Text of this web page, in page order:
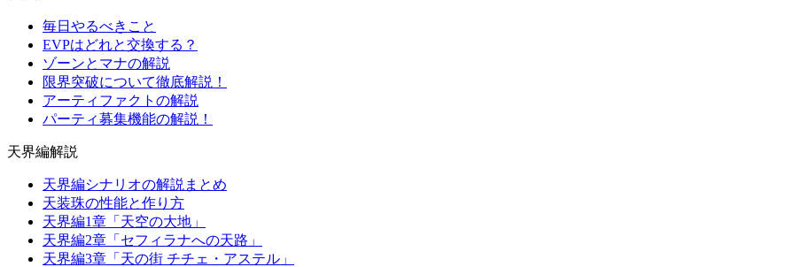
毎日やるべきこと
EVPはどれと交換する？
ゾーンとマナの解説
限界突破について徹底解説！
アーティファクトの解説
パーティ募集機能の解説！
天界編解説
天界編シナリオの解説まとめ
天装珠の性能と作り方
天界編1章「天空の大地」
天界編2章「セフィラナへの天路」
天界編3章「天の街 チチェ・アステル」